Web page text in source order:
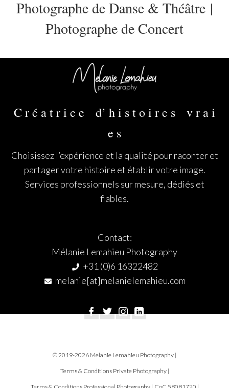
Photographe de Danse & Théâtre|
Photographe de Concert
C r é a t r i c e d’ h i s t o i r e s v r a i
e s
Choisissez l’expérience et la qualité pour raconter et
partager votre histoire et établir votre image.
Services professionnels sur mesure, dédiés et
fiables.
Contact:
Mélanie Lemahieu Photography
+31 (0)6 16322482
melanie[at]melanielemahieu.com
© 2019-2026 Melanie Lemahieu Photography |
Terms & Conditions Private Photography|